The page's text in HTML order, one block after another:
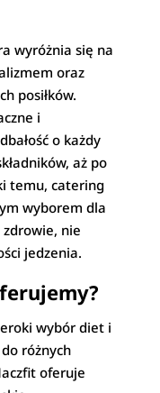
wyróżnia się na
oraz
posiłków.
i
o każdy
aż po
temu, catering
wyborem dla
nie
jedzenia.
wybór diet i
różnych
oferuje